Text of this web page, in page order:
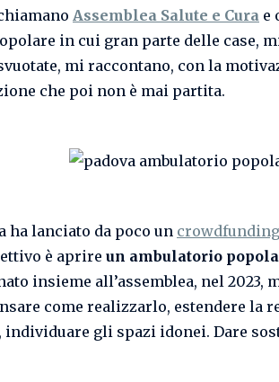
Assemblea Salute e Cura e
in cui gran parte delle case,
mi raccontano, con la
che poi non è mai partita.
ha lanciato da poco un
è aprire un ambulatorio
insieme all’assemblea, nel 2023,
come realizzarlo, estendere la
gli spazi idonei. Dare